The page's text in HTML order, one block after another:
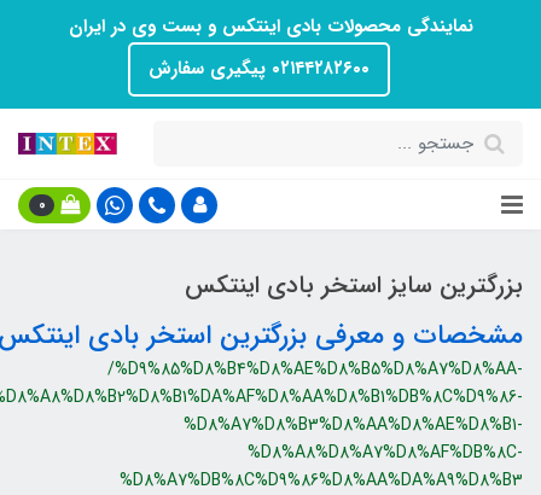
نمایندگی محصولات بادی اینتکس و بست وی در ایران
۰۲۱۴۴۲۸۲۶۰۰ پیگیری سفارش
0
بزرگترین سایز استخر بادی اینتکس
مشخصات و معرفی بزرگترین استخر بادی اینتکس
/%D9%85%D8%B4%D8%AE%D8%B5%D8%A7%D8%AA-
%D8%A8%D8%B2%D8%B1%DA%AF%D8%AA%D8%B1%DB%8C%D9%86-
%D8%A7%D8%B3%D8%AA%D8%AE%D8%B1-
%D8%A8%D8%A7%D8%AF%DB%8C-
%D8%A7%DB%8C%D9%86%D8%AA%DA%A9%D8%B3